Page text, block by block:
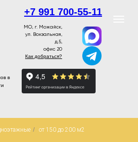
+7 991 700-55-11
в
МО, г. Можайск,
ул. Вокзальная,
д.5,
офис 20
Как добраться?
/ от 150 до 200 м2